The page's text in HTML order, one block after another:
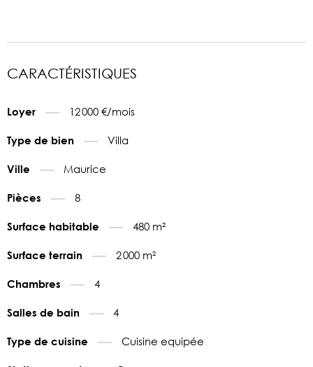
CARACTÉRISTIQUES
Loyer 12 000 €/mois
Type de bien Villa
Ville Maurice
Pièces 8
Surface habitable 480 m²
Surface terrain 2 000 m²
Chambres 4
Salles de bain 4
Type de cuisine Cuisine equipée